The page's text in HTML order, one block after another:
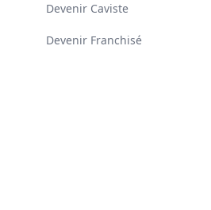
Devenir Caviste
Devenir Franchisé